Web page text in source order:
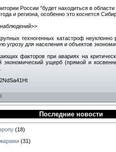
России "будет находиться в
и региона, особенно это коснется
техногенных катастроф
угрозу для населения и объектов
факторов при авариях на
ущерб (прямой и
Последние новости
(18)
(31)